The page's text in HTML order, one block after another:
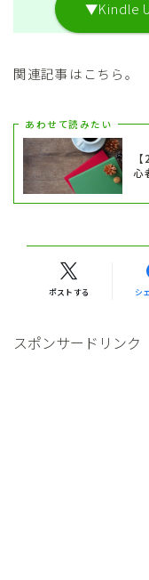
▼Kindle
関連記事はこちら。
あわせて読みたい
心
ポストする シ
スポンサードリンク